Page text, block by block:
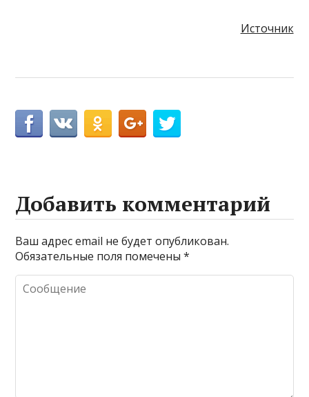
Источник
Добавить комментарий
Ваш адрес email не будет опубликован.
Обязательные поля помечены*